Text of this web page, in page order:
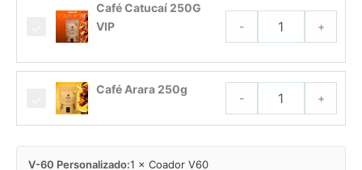
Café Catucaí 250G
VIP
-
Catucaí
250G
VIP
quantidade
+
Café Arara 250g
-
Arara
250g
quantidade
+
V-60 Personalizado:1 × Coador V60